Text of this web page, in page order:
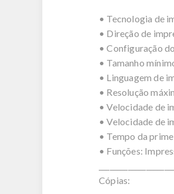
• Tecnologia de
• Direção de
• Configuração
• Tamanho
• Linguagem de
• Resolução
• Velocidade de
• Velocidade de
• Tempo da
• Funções:
Cópias: